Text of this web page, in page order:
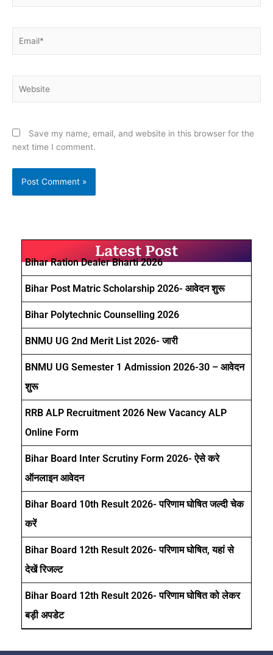
Save my name, email, and website in this browser for the
next time I comment.
Latest Post
Bihar Ration Dealer Bharti 2026
Bihar Post Matric Scholarship 2026- आवेदन शुरू
Bihar Polytechnic Counselling 2026
BNMU UG 2nd Merit List 2026- जारी
BNMU UG Semester 1 Admission 2026-30 – आवेदन
शुरू
RRB ALP Recruitment 2026 New Vacancy ALP
Online Form
Bihar Board Inter Scrutiny Form 2026- ऐसे करे
ऑनलाइन आवेदन
Bihar Board 10th Result 2026- परिणाम घोषित जल्दी चेक
करें
Bihar Board 12th Result 2026- परिणाम घोषित, यहां से
देखें रिजल्ट
Bihar Board 12th Result 2026- परिणाम घोषित को लेकर
बड़ी अपडेट